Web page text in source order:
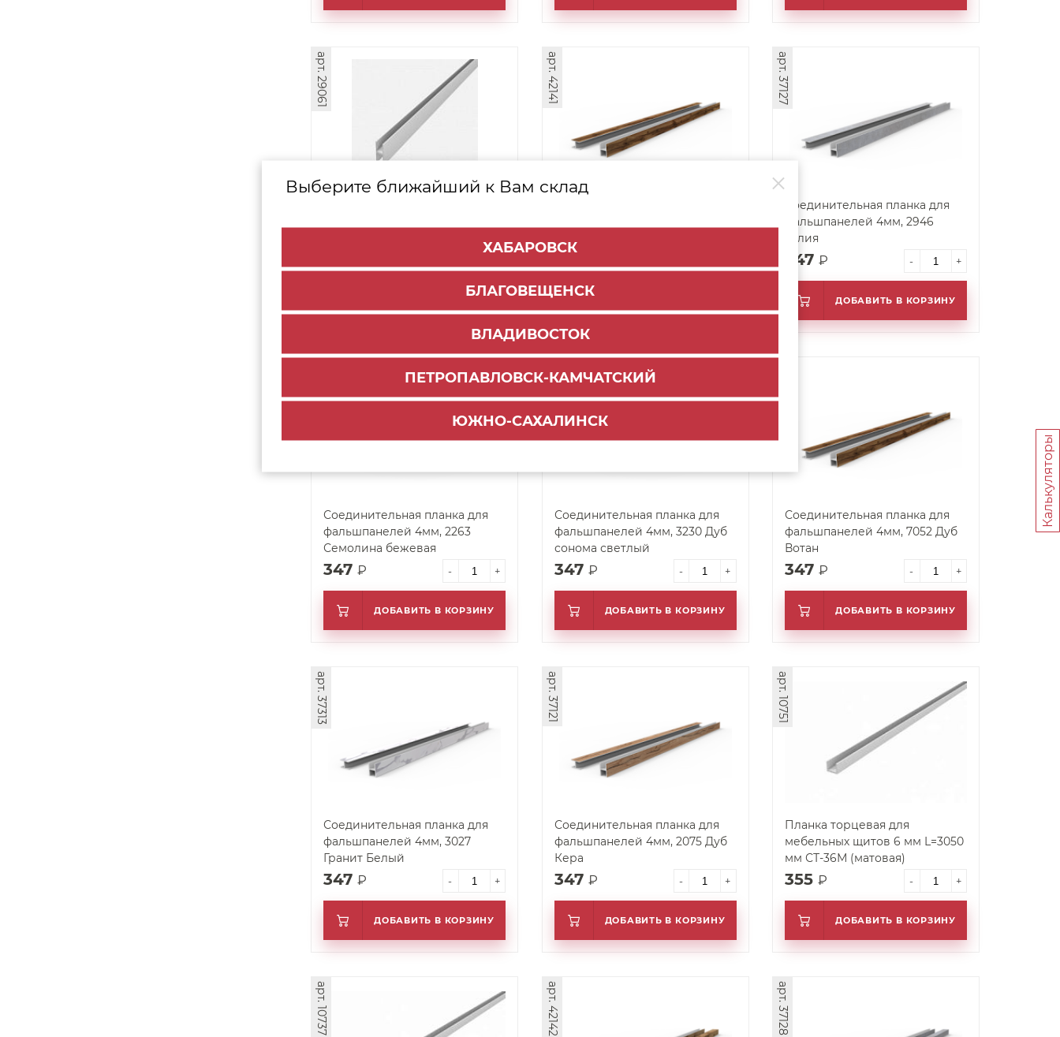
Выберите ближайший к Вам склад
ХАБАРОВСК
БЛАГОВЕЩЕНСК
ВЛАДИВОСТОК
ПЕТРОПАВЛОВСК-КАМЧАТСКИЙ
ЮЖНО-САХАЛИНСК
арт. 29061 арт. 42141
Соединительная планка для
фальшпанелей 4мм, 2946
Галия
арт. 37127
347 ₽ - +
ДОБАВИТЬ В КОРЗИНУ
Соединительная планка для
фальшпанелей 4мм, 2263
Семолина бежевая
арт. 37123
347 ₽ - +
ДОБАВИТЬ В КОРЗИНУ
Соединительная планка для
фальшпанелей 4мм, 3230 Дуб
сонома светлый
арт. 37122
347 ₽ - +
ДОБАВИТЬ В КОРЗИНУ
Соединительная планка для
фальшпанелей 4мм, 7052 Дуб
Вотан
арт. 37314
347 ₽ - +
ДОБАВИТЬ В КОРЗИНУ
Соединительная планка для
фальшпанелей 4мм, 3027
Гранит Белый
арт. 37313
347 ₽ - +
ДОБАВИТЬ В КОРЗИНУ
Соединительная планка для
фальшпанелей 4мм, 2075 Дуб
Кера
арт. 37121
347 ₽ - +
ДОБАВИТЬ В КОРЗИНУ
Планка торцевая для
мебельных щитов 6 мм L=3050
мм СТ-36М (матовая)
арт. 10751
355 ₽ - +
ДОБАВИТЬ В КОРЗИНУ
арт. 10737 арт. 42142 арт. 37128
Калькуляторы